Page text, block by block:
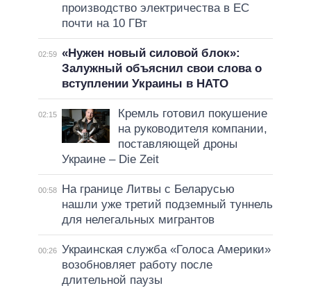
производство электричества в ЕС
почти на 10 ГВт
02:59 «Нужен новый силовой блок»:
Залужный объяснил свои слова о
вступлении Украины в НАТО
02:15
Кремль готовил покушение
на руководителя компании,
поставляющей дроны
Украине – Die Zeit
00:58
На границе Литвы с Беларусью
нашли уже третий подземный туннель
для нелегальных мигрантов
00:26 Украинская служба «Голоса Америки»
возобновляет работу после
длительной паузы